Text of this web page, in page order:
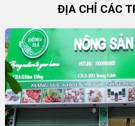
ĐỊA CHỈ CÁC